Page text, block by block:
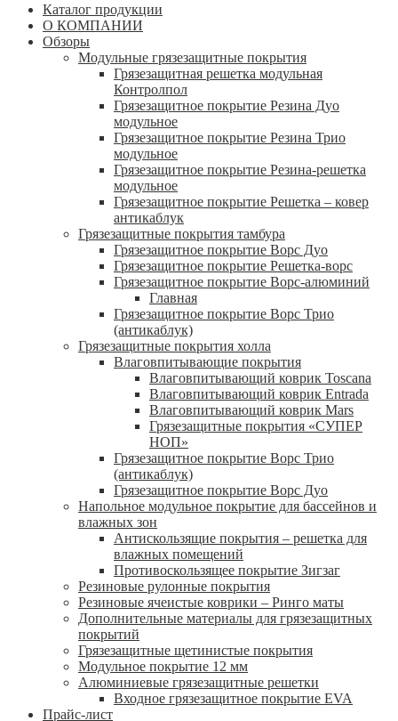
Каталог продукции
О КОМПАНИИ
Обзоры
Модульные грязезащитные покрытия
Грязезащитная решетка модульная
Контролпол
Грязезащитное покрытие Резина Дуо
модульное
Грязезащитное покрытие Резина Трио
модульное
Грязезащитное покрытие Резина-решетка
модульное
Грязезащитное покрытие Решетка – ковер
антикаблук
Грязезащитные покрытия тамбура
Грязезащитное покрытие Ворс Дуо
Грязезащитное покрытие Решетка-ворс
Грязезащитное покрытие Ворс-алюминий
Главная
Грязезащитное покрытие Ворс Трио
(антикаблук)
Грязезащитные покрытия холла
Влаговпитывающие покрытия
Влаговпитывающий коврик Toscana
Влаговпитывающий коврик Entrada
Влаговпитывающий коврик Mars
Грязезащитные покрытия «СУПЕР
НОП»
Грязезащитное покрытие Ворс Трио
(антикаблук)
Грязезащитное покрытие Ворс Дуо
Напольное модульное покрытие для бассейнов и
влажных зон
Антискользящие покрытия – решетка для
влажных помещений
Противоскользящее покрытие Зигзаг
Резиновые рулонные покрытия
Резиновые ячеистые коврики – Ринго маты
Дополнительные материалы для грязезащитных
покрытий
Грязезащитные щетинистые покрытия
Модульное покрытие 12 мм
Алюминиевые грязезащитные решетки
Входное грязезащитное покрытие EVA
Прайс-лист